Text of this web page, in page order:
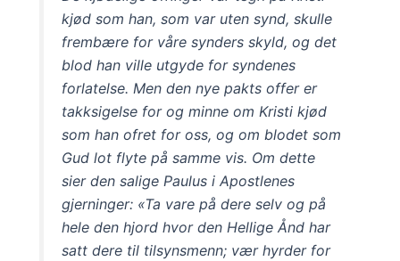
kjød som han, som var uten synd, skulle
frembære for våre synders skyld, og det
blod han ville utgyde for syndenes
forlatelse. Men den nye pakts offer er
takksigelse for og minne om Kristi kjød
som han ofret for oss, og om blodet som
Gud lot flyte på samme vis. Om dette
sier den salige Paulus i Apostlenes
gjerninger: «Ta vare på dere selv og på
hele den hjord hvor den Hellige Ånd har
satt dere til tilsynsmenn; vær hyrder for